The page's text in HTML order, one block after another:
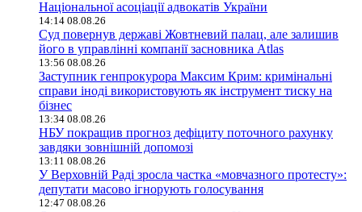
Національної асоціації адвокатів України
14:14 08.08.26
Суд повернув державі Жовтневий палац, але залишив
його в управлінні компанії засновника Atlas
13:56 08.08.26
Заступник генпрокурора Максим Крим: кримінальні
справи іноді використовують як інструмент тиску на
бізнес
13:34 08.08.26
НБУ покращив прогноз дефіциту поточного рахунку
завдяки зовнішній допомозі
13:11 08.08.26
У Верховній Раді зросла частка «мовчазного протесту»:
депутати масово ігнорують голосування
12:47 08.08.26